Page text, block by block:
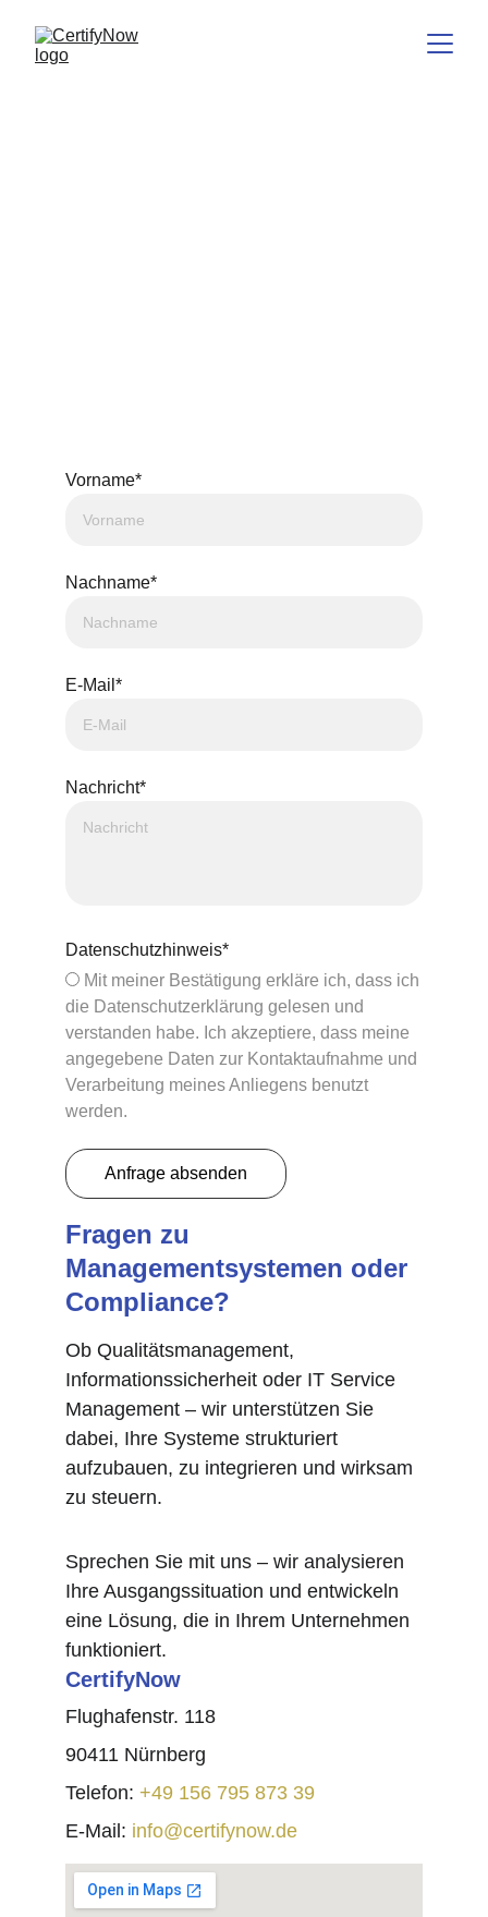
Vorname*
Nachname*
E-Mail*
Nachricht*
Datenschutzhinweis*
Mit meiner Bestätigung erkläre ich, dass ich
die Datenschutzerklärung gelesen und
verstanden habe. Ich akzeptiere, dass meine
angegebene Daten zur Kontaktaufnahme und
Verarbeitung meines Anliegens benutzt
werden.
Anfrage absenden
Fragen zu
Managementsystemen oder
Compliance?
Ob Qualitätsmanagement,
Informationssicherheit oder IT Service
Management – wir unterstützen Sie
dabei, Ihre Systeme strukturiert
aufzubauen, zu integrieren und wirksam
zu steuern.
Sprechen Sie mit uns – wir analysieren
Ihre Ausgangssituation und entwickeln
eine Lösung, die in Ihrem Unternehmen
funktioniert.
CertifyNow
Flughafenstr. 118
90411 Nürnberg
Telefon: +49 156 795 873 39
E-Mail: info@certifynow.de